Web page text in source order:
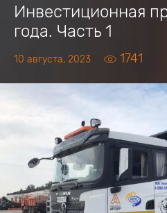
Инвестиционная
года. Часть 1
10 августа, 2023 1741